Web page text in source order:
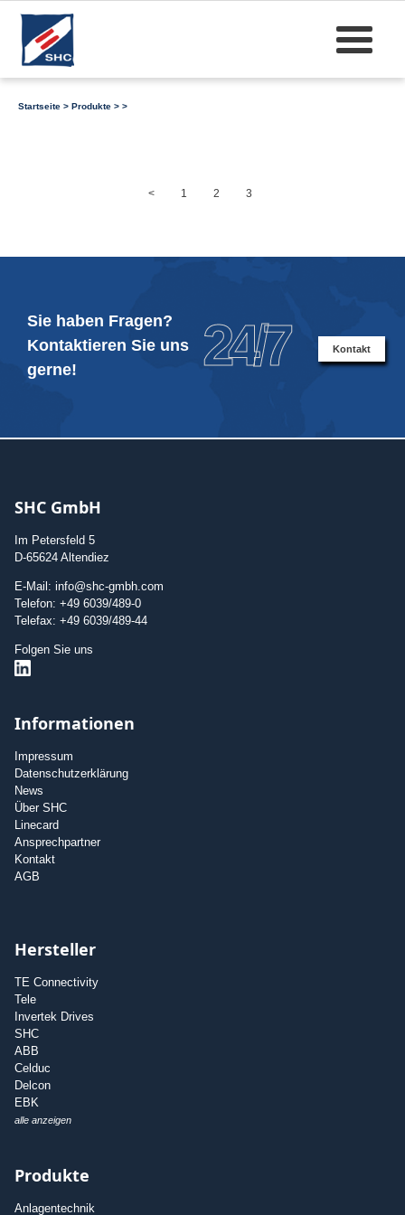
Startseite > Produkte > >
< 1 2 3
Sie haben Fragen?
Kontaktieren Sie uns
gerne!
24/7 Kontakt
SHC GmbH
Im Petersfeld 5
D-65624 Altendiez
E-Mail: info@shc-gmbh.com
Telefon: +49 6039/489-0
Telefax: +49 6039/489-44
Folgen Sie uns
Informationen
Impressum
Datenschutzerklärung
News
Über SHC
Linecard
Ansprechpartner
Kontakt
AGB
Hersteller
TE Connectivity
Tele
Invertek Drives
SHC
ABB
Celduc
Delcon
EBK
alle anzeigen
Produkte
Anlagentechnik